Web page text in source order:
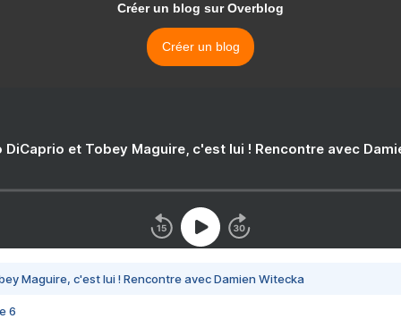
Créer un blog sur Overblog
Créer un blog
DiCaprio et Tobey Maguire, c'est lui ! Rencontre avec
Maguire, c'est lui ! Rencontre avec Damien Witecka
6